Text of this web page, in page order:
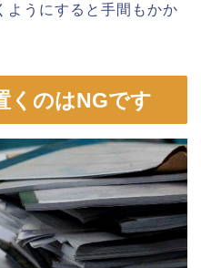
ようにすると手間もかか
くのはNGです